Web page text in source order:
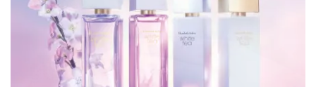
Previous